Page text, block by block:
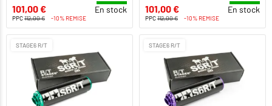
101,00 € En stock
PPC112,00 € -10% REMISE
101,00 € En stock
PPC112,00 € -10% REMISE
STAGE6 R/T STAGE6 R/T